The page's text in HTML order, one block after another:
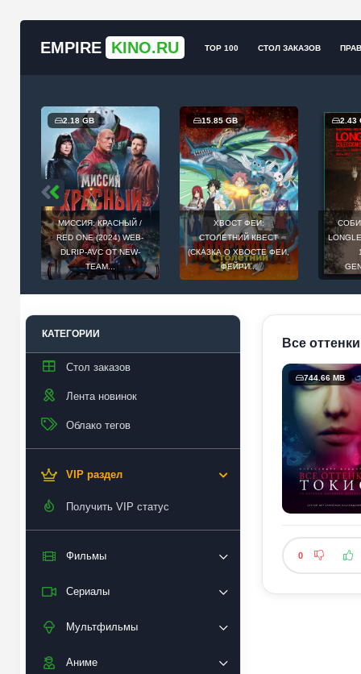
EMPIRE KINO.RU TOP 100 СТОЛ ЗАКАЗОВ
2.18 GB
МИССИЯ: КРАСНЫЙ /
RED ONE (2024) WEB-
DLRIP-AVC ОТ NEW-
TEAM...
15.85 GB
ХВОСТ ФЕИ:
СТОЛЕТНИЙ КВЕСТ
(СКАЗКА О ХВОСТЕ ФЕИ,
ФЕЙРИ...
2.43
КАТЕГОРИИ
Стол заказов
Лента новинок
Облако тегов
VIP раздел
Получить VIP статус
Фильмы
Сериалы
Мультфильмы
Аниме
Все
744.66 MB
0